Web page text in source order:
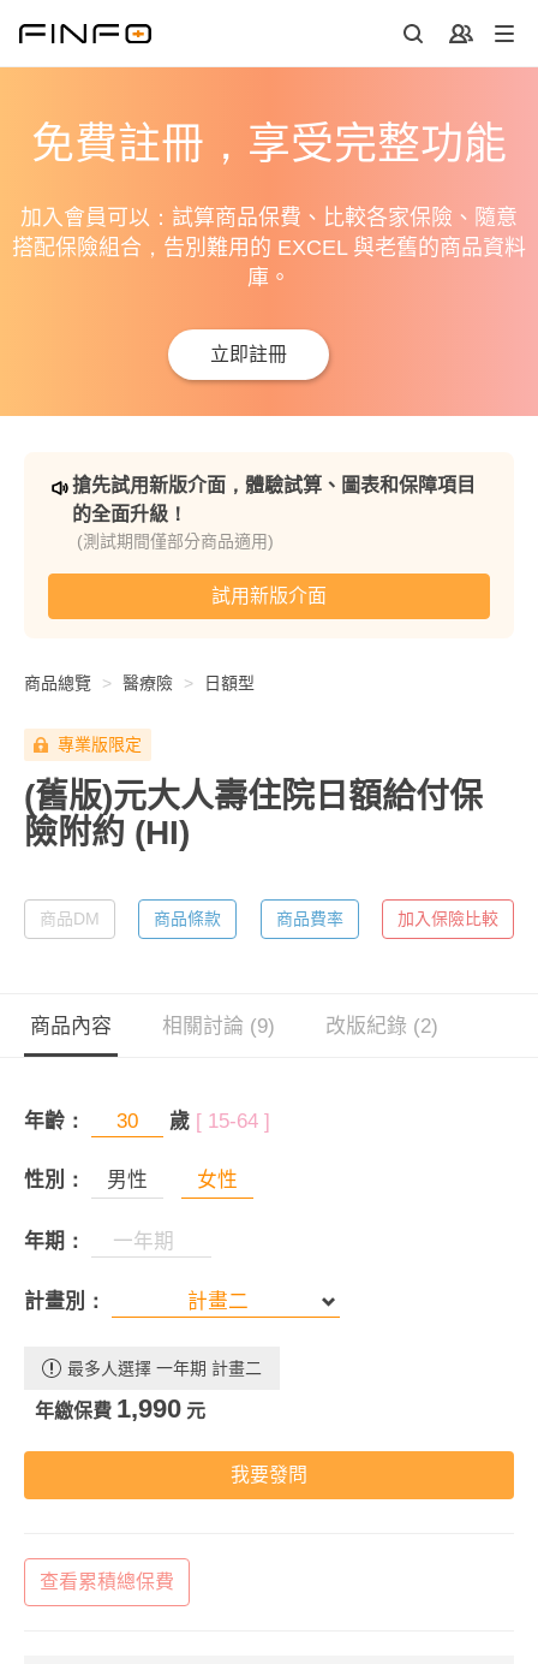
免費註冊，享受完整功能
加入會員可以：試算商品保費、比較各家保險、隨意
搭配保險組合，告別難用的 EXCEL 與老舊的商品資料
庫。
立即註冊
搶先試用新版介面，體驗試算、圖表和保障項目
的全面升級！
(測試期間僅部分商品適用)
試用新版介面
商品總覽 醫療險 日額型
專業版限定
(舊版)元大人壽住院日額給付保
險附約 (HI)
商品DM 商品條款 商品費率 加入保險比較
商品內容 相關討論 (9) 改版紀錄 (2)
年齡： 歲 [ 15-64 ]
性別： 男性 女性
年期：
計畫別：
最多人選擇 一年期 計畫二
年繳保費 1,990 元
我要發問
查看累積總保費